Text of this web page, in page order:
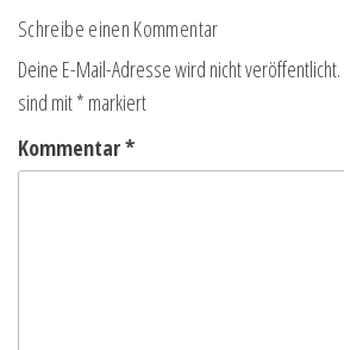
Schreibe einen Kommentar
Deine E-Mail-Adresse wird nicht veröffentlicht.
sind mit* markiert
Kommentar*